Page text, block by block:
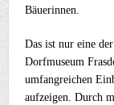
Bäuerinnen.
Das ist nur eine
Dorfmuseum
umfangreichen
aufzeigen. Durch